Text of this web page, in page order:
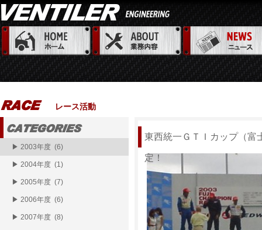
レース活動
東西統一ＧＴＩカップ
定！
▶ 2003年度 (6)
▶ 2004年度 (1)
▶ 2005年度 (7)
▶ 2006年度 (6)
▶ 2007年度 (8)